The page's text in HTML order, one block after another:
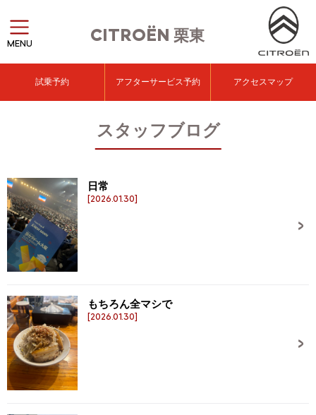
CITROËN 栗東
MENU
試乗予約 アフターサービス予約 アクセスマップ
スタッフブログ
日常
[2026.01.30]
もちろん全マシで
[2026.01.30]